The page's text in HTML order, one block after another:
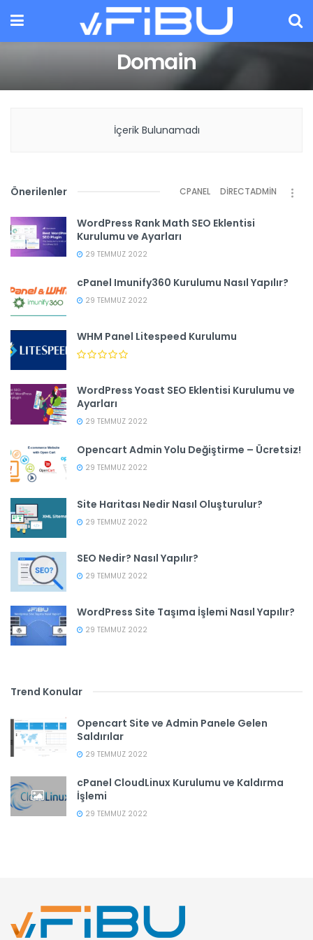
Domain
İçerik Bulunamadı
Önerilenler CPANEL DIRECTADMIN
WordPress Rank Math SEO Eklentisi
Kurulumu ve Ayarları
29 TEMMUZ 2022
cPanel Imunify360 Kurulumu Nasıl Yapılır?
29 TEMMUZ 2022
WHM Panel Litespeed Kurulumu
WordPress Yoast SEO Eklentisi Kurulumu ve
Ayarları
29 TEMMUZ 2022
Opencart Admin Yolu Değiştirme – Ücretsiz!
29 TEMMUZ 2022
Site Haritası Nedir Nasıl Oluşturulur?
29 TEMMUZ 2022
SEO Nedir? Nasıl Yapılır?
29 TEMMUZ 2022
WordPress Site Taşıma İşlemi Nasıl Yapılır?
29 TEMMUZ 2022
Trend Konular
Opencart Site ve Admin Panele Gelen
Saldırılar
29 TEMMUZ 2022
cPanel CloudLinux Kurulumu ve Kaldırma
İşlemi
29 TEMMUZ 2022